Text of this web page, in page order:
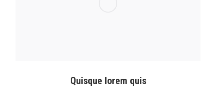
Quisque lorem quis